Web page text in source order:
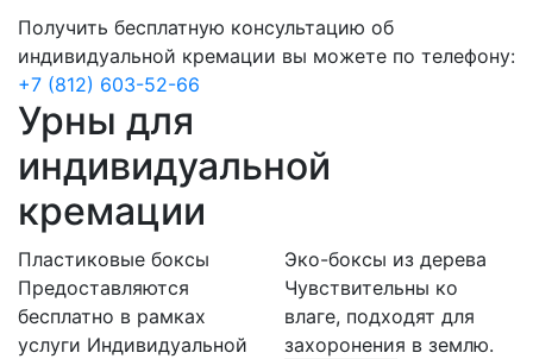
Получить бесплатную консультацию об
индивидуальной кремации вы можете по телефону:
+7 (812) 603-52-66
Урны для
индивидуальной
кремации
Пластиковые боксы
Предоставляются
бесплатно в рамках
услуги Индивидуальной
Эко-боксы из дерева
Чувствительны ко
влаге, подходят для
захоронения в землю.